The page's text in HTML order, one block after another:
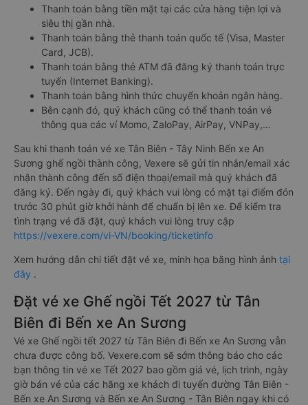
Thanh toán bằng tiền mặt tại các cửa hàng tiện lợi và
siêu thị gần nhà.
Thanh toán bằng thẻ thanh toán quốc tế (Visa, Master
Card, JCB).
Thanh toán bằng thẻ ATM đã đăng ký thanh toán trực
tuyến (Internet Banking).
Thanh toán bằng hình thức chuyển khoản ngân hàng.
Bên cạnh đó, quý khách cũng có thể thanh toán vé
thông qua các ví Momo, ZaloPay, AirPay, VNPay,…
Sau khi thanh toán vé xe Tân Biên - Tây Ninh Bến xe An
Sương ghế ngồi thành công, Vexere sẽ gửi tin nhắn/email xác
nhận thành công đến số điện thoại/email mà quý khách đã
đăng ký. Đến ngày đi, quý khách vui lòng có mặt tại điểm đón
trước 30 phút giờ khởi hành để chuẩn bị lên xe. Để kiểm tra
tình trạng vé đã đặt, quý khách vui lòng truy cập
https://vexere.com/vi-VN/booking/ticketinfo
Xem hướng dẫn chi tiết đặt vé xe, minh họa bằng hình ảnh tại
đây .
Đặt vé xe Ghế ngồi Tết 2027 từ Tân
Biên đi Bến xe An Sương
Vé xe Ghế ngồi tết 2027 từ Tân Biên đi Bến xe An Sương vẫn
chưa được công bố. Vexere.com sẽ sớm thông báo cho các
bạn thông tin vé xe Tết 2027 bao gồm giá vé, lịch trình, ngày
giờ bán vé của các hãng xe khách đi tuyến đường Tân Biên -
Bến xe An Sương và Bến xe An Sương - Tân Biên ngay khi có